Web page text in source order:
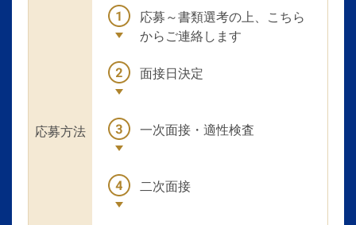
応募方法
応募～書類選考の上、こちら
からご連絡します
面接日決定
一次面接・適性検査
二次面接